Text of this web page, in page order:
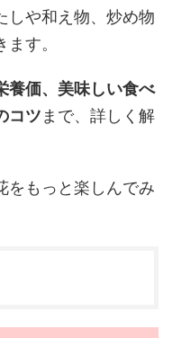
しや和え物、炒め物
す。
養価、美味しい食べ
コツ まで、詳しく解
をもっと楽しんでみ